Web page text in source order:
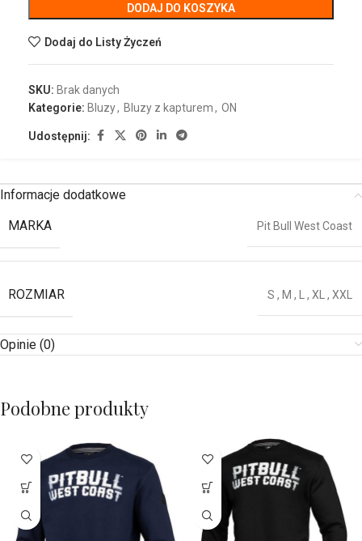
DODAJ DO KOSZYKA
Dodaj do Listy Życzeń
SKU: Brak danych
Kategorie: Bluzy, Bluzy z kapturem, ON
Udostępnij:
Informacje dodatkowe
MARKA
Pit Bull West Coast
ROZMIAR S , M , L, XL, XXL
Opinie (0)
Podobne produkty